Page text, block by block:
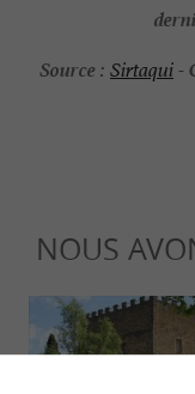
Source : Sirtaqui-
NOUS